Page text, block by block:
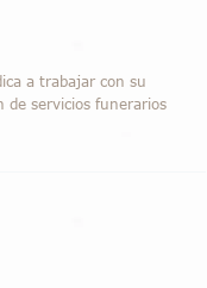
a trabajar con su
de servicios funerarios